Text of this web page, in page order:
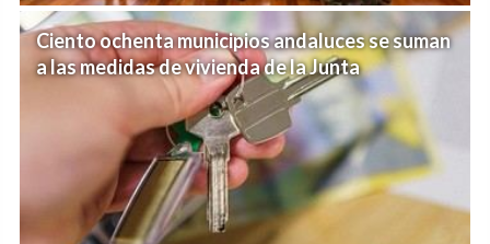
Ciento ochenta municipios andaluces se suman
a las medidas de vivienda de la Junta